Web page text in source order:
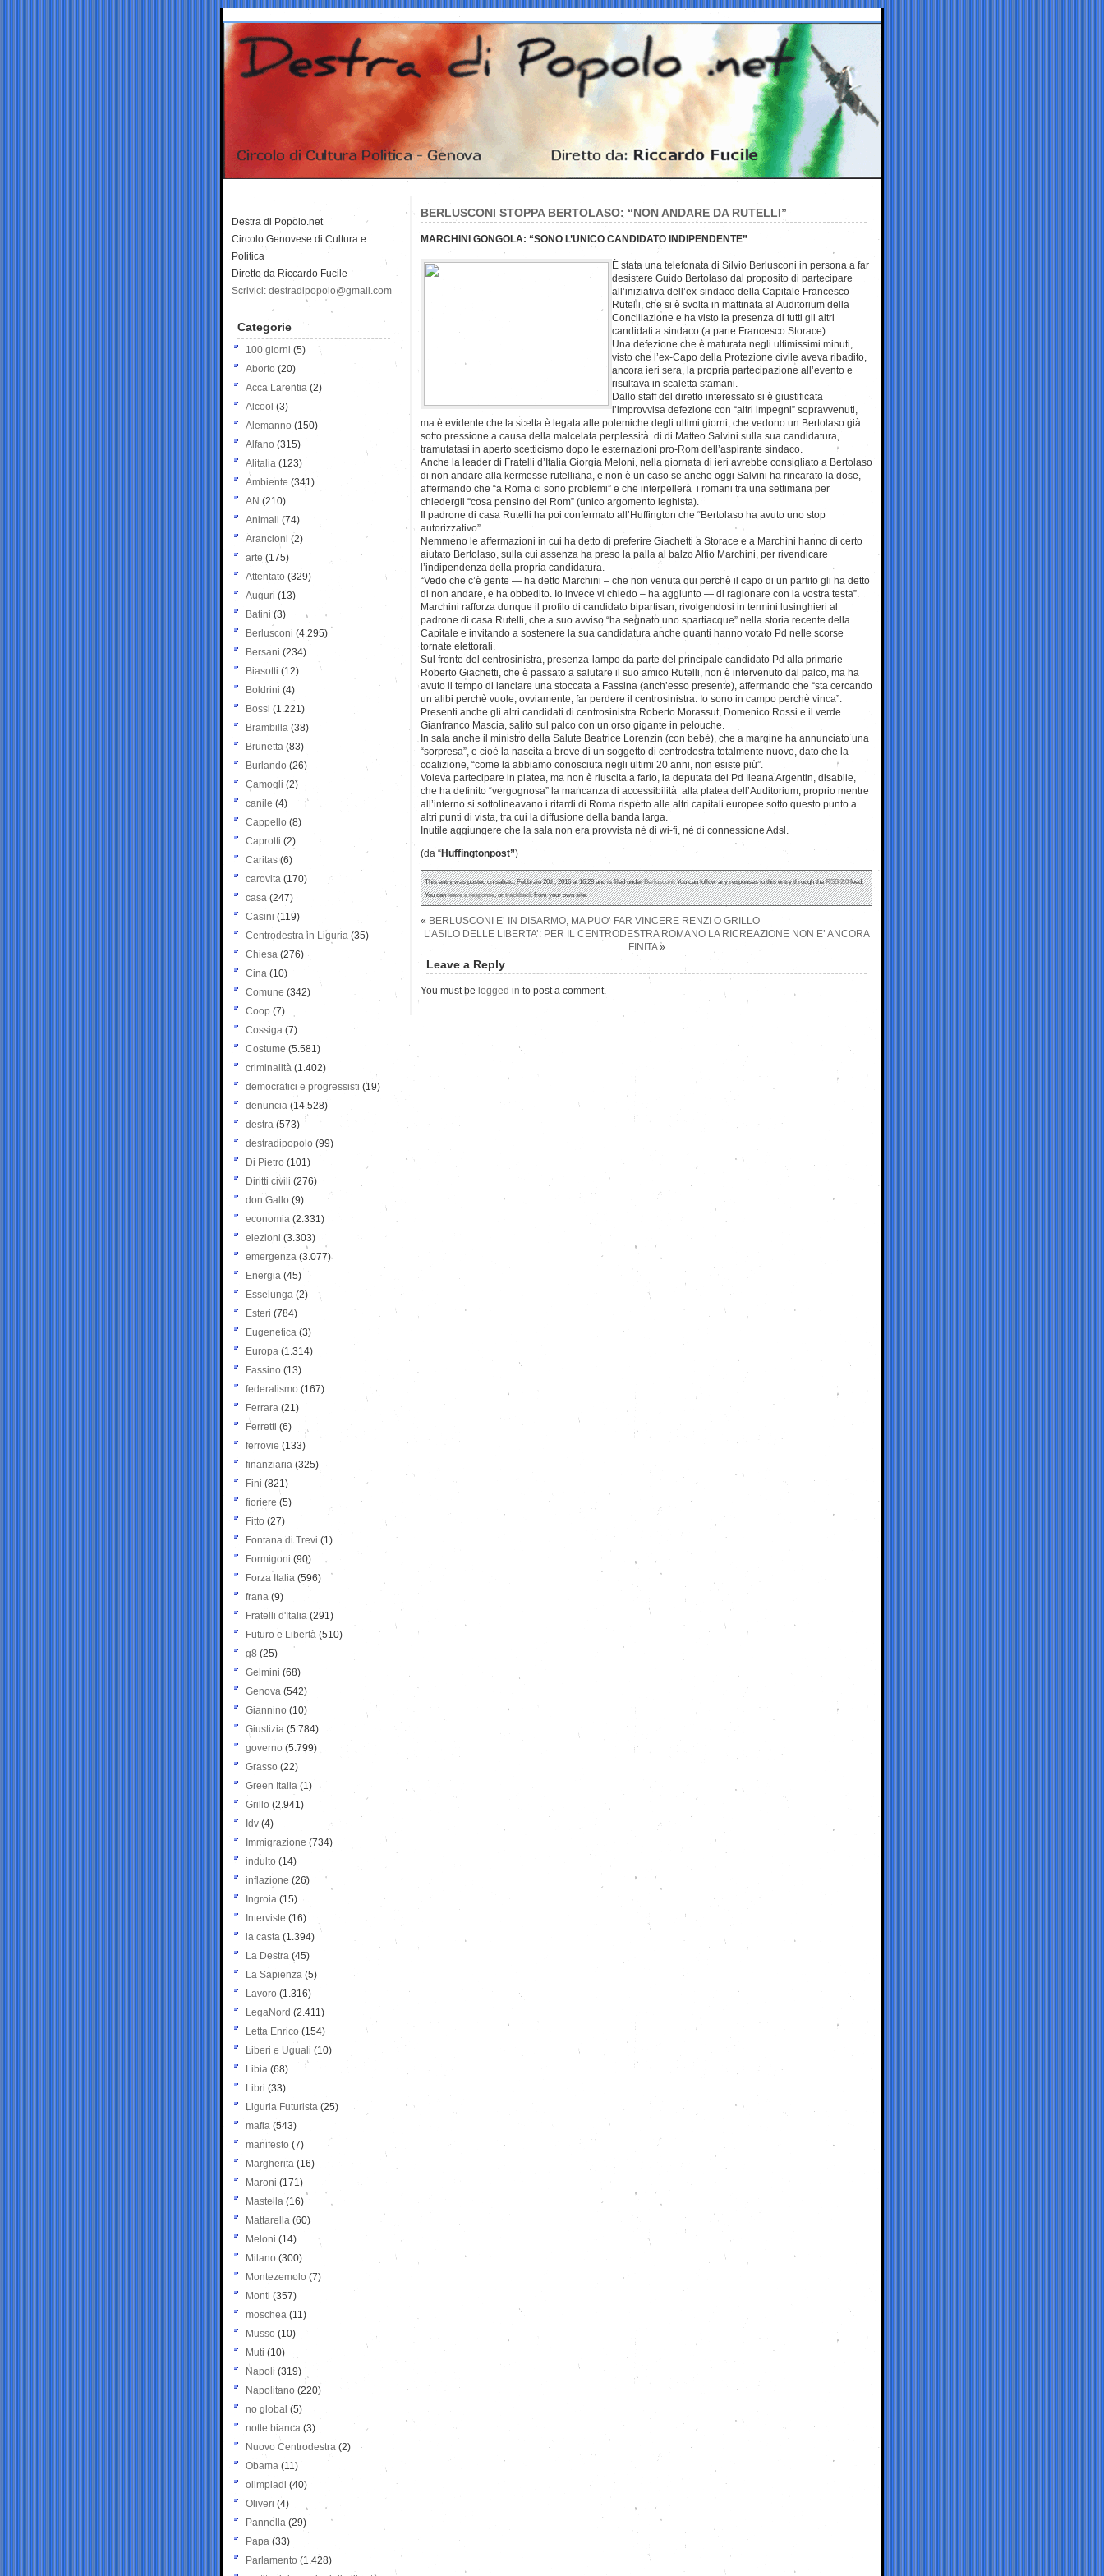
BERLUSCONI STOPPA BERTOLASO: “NON ANDARE DA RUTELLI”
MARCHINI GONGOLA: “SONO L’UNICO CANDIDATO INDIPENDENTE”
È stata una telefonata di Silvio Berlusconi in persona a far
desistere Guido Bertolaso dal proposito di partecipare
all’iniziativa dell’ex-sindaco della Capitale Francesco
Rutelli, che si è svolta in mattinata al’Auditorium della
Conciliazione e ha visto la presenza di tutti gli altri
candidati a sindaco (a parte Francesco Storace).
Una defezione che è maturata negli ultimissimi minuti,
visto che l’ex-Capo della Protezione civile aveva ribadito,
ancora ieri sera, la propria partecipazione all’evento e
risultava in scaletta stamani.
Dallo staff del diretto interessato si è giustificata
l’improvvisa defezione con “altri impegni” sopravvenuti,
ma è evidente che la scelta è legata alle polemiche degli ultimi giorni, che vedono un Bertolaso già
sotto pressione a causa della malcelata perplessità di di Matteo Salvini sulla sua candidatura,
tramutatasi in aperto scetticismo dopo le esternazioni pro-Rom dell’aspirante sindaco.
Anche la leader di Fratelli d’Italia Giorgia Meloni, nella giornata di ieri avrebbe consigliato a Bertolaso
di non andare alla kermesse rutelliana, e non è un caso se anche oggi Salvini ha rincarato la dose,
affermando che “a Roma ci sono problemi” e che interpellerà i romani tra una settimana per
chiedergli “cosa pensino dei Rom” (unico argomento leghista).
Il padrone di casa Rutelli ha poi confermato all’Huffington che “Bertolaso ha avuto uno stop
autorizzativo”.
Nemmeno le affermazioni in cui ha detto di preferire Giachetti a Storace e a Marchini hanno di certo
aiutato Bertolaso, sulla cui assenza ha preso la palla al balzo Alfio Marchini, per rivendicare
l’indipendenza della propria candidatura.
“Vedo che c’è gente — ha detto Marchini – che non venuta qui perchè il capo di un partito gli ha detto
di non andare, e ha obbedito. Io invece vi chiedo – ha aggiunto — di ragionare con la vostra testa”.
Marchini rafforza dunque il profilo di candidato bipartisan, rivolgendosi in termini lusinghieri al
padrone di casa Rutelli, che a suo avviso “ha segnato uno spartiacque” nella storia recente della
Capitale e invitando a sostenere la sua candidatura anche quanti hanno votato Pd nelle scorse
tornate elettorali.
Sul fronte del centrosinistra, presenza-lampo da parte del principale candidato Pd alla primarie
Roberto Giachetti, che è passato a salutare il suo amico Rutelli, non è intervenuto dal palco, ma ha
avuto il tempo di lanciare una stoccata a Fassina (anch’esso presente), affermando che “sta cercando
un alibi perchè vuole, ovviamente, far perdere il centrosinistra. Io sono in campo perchè vinca”.
Presenti anche gli altri candidati di centrosinistra Roberto Morassut, Domenico Rossi e il verde
Gianfranco Mascia, salito sul palco con un orso gigante in pelouche.
In sala anche il ministro della Salute Beatrice Lorenzin (con bebè), che a margine ha annunciato una
“sorpresa”, e cioè la nascita a breve di un soggetto di centrodestra totalmente nuovo, dato che la
coalizione, “come la abbiamo conosciuta negli ultimi 20 anni, non esiste più”.
Voleva partecipare in platea, ma non è riuscita a farlo, la deputata del Pd Ileana Argentin, disabile,
che ha definito “vergognosa” la mancanza di accessibilità alla platea dell’Auditorium, proprio mentre
all’interno si sottolineavano i ritardi di Roma rispetto alle altri capitali europee sotto questo punto a
altri punti di vista, tra cui la diffusione della banda larga.
Inutile aggiungere che la sala non era provvista nè di wi-fi, nè di connessione Adsl.
(da “Huffingtonpost”)
This entry was posted on sabato, Febbraio 20th, 2016 at 16:28 and is filed underBerlusconi. You can follow any responses to this entry through theRSS 2.0feed.
You canleave a response, ortrackbackfrom your own site.
« BERLUSCONI E’ IN DISARMO, MA PUO’ FAR VINCERE RENZI O GRILLO
L’ASILO DELLE LIBERTA’: PER IL CENTRODESTRA ROMANO LA RICREAZIONE NON E’ ANCORA
FINITA»
Leave a Reply
You must be logged in to post a comment.
Destra di Popolo.net
Circolo Genovese di Cultura e
Politica
Diretto da Riccardo Fucile
Scrivici: destradipopolo@gmail.com
Categorie
100 giorni (5)
Aborto (20)
Acca Larentia (2)
Alcool (3)
Alemanno (150)
Alfano (315)
Alitalia (123)
Ambiente (341)
AN (210)
Animali (74)
Arancioni (2)
arte (175)
Attentato (329)
Auguri (13)
Batini (3)
Berlusconi (4.295)
Bersani (234)
Biasotti (12)
Boldrini (4)
Bossi (1.221)
Brambilla (38)
Brunetta (83)
Burlando (26)
Camogli (2)
canile (4)
Cappello (8)
Caprotti (2)
Caritas (6)
carovita (170)
casa (247)
Casini (119)
Centrodestra in Liguria (35)
Chiesa (276)
Cina (10)
Comune (342)
Coop (7)
Cossiga (7)
Costume (5.581)
criminalità (1.402)
democratici e progressisti (19)
denuncia (14.528)
destra (573)
destradipopolo (99)
Di Pietro (101)
Diritti civili (276)
don Gallo (9)
economia (2.331)
elezioni (3.303)
emergenza (3.077)
Energia (45)
Esselunga (2)
Esteri (784)
Eugenetica (3)
Europa (1.314)
Fassino (13)
federalismo (167)
Ferrara (21)
Ferretti (6)
ferrovie (133)
finanziaria (325)
Fini (821)
fioriere (5)
Fitto (27)
Fontana di Trevi (1)
Formigoni (90)
Forza Italia (596)
frana (9)
Fratelli d'Italia (291)
Futuro e Libertà (510)
g8 (25)
Gelmini (68)
Genova (542)
Giannino (10)
Giustizia (5.784)
governo (5.799)
Grasso (22)
Green Italia (1)
Grillo (2.941)
Idv (4)
Immigrazione (734)
indulto (14)
inflazione (26)
Ingroia (15)
Interviste (16)
la casta (1.394)
La Destra (45)
La Sapienza (5)
Lavoro (1.316)
LegaNord (2.411)
Letta Enrico (154)
Liberi e Uguali (10)
Libia (68)
Libri (33)
Liguria Futurista (25)
mafia (543)
manifesto (7)
Margherita (16)
Maroni (171)
Mastella (16)
Mattarella (60)
Meloni (14)
Milano (300)
Montezemolo (7)
Monti (357)
moschea (11)
Musso (10)
Muti (10)
Napoli (319)
Napolitano (220)
no global (5)
notte bianca (3)
Nuovo Centrodestra (2)
Obama (11)
olimpiadi (40)
Oliveri (4)
Pannella (29)
Papa (33)
Parlamento (1.428)